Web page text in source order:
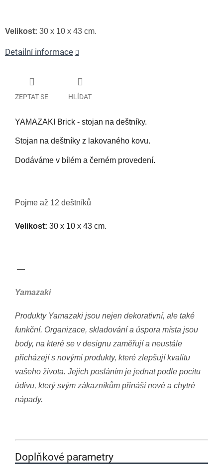
Velikost: 30 x 10 x 43 cm.
Detailní informace
ZEPTAT SE HLÍDAT
YAMAZAKI Brick - stojan na deštníky.
Stojan na deštníky z lakovaného kovu.
Dodáváme v bílém a černém provedení.
Pojme až 12 deštníků
Velikost: 30 x 10 x 43 cm.
—
Yamazaki
Produkty Yamazaki jsou nejen dekorativní, ale také
funkční. Organizace, skladování a úspora místa jsou
body, na které se v designu zaměřují a neustále
přicházejí s novými produkty, které zlepšují kvalitu
vašeho života. Jejich posláním je jednat podle pocitu
údivu, který svým zákazníkům přináší nové a chytré
nápady.
Doplňkové parametry